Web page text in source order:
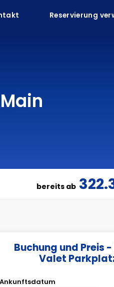
Reservierung
bereits ab
Buchung und Preis
Valet
Ankunftsdatum